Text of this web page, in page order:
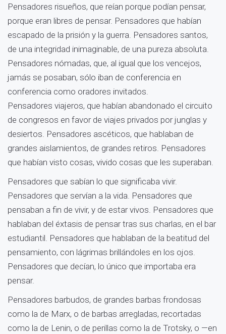
Pensadores risueños, que reían porque podían pensar,
porque eran libres de pensar. Pensadores que habían
escapado de la prisión y la guerra. Pensadores santos,
de una integridad inimaginable, de una pureza absoluta.
Pensadores nómadas, que, al igual que los vencejos,
jamás se posaban, sólo iban de conferencia en
conferencia como oradores invitados.
Pensadores viajeros, que habían abandonado el circuito
de congresos en favor de viajes privados por junglas y
desiertos. Pensadores ascéticos, que hablaban de
grandes aislamientos, de grandes retiros. Pensadores
que habían visto cosas, vivido cosas que les superaban.
Pensadores que sabían lo que significaba vivir.
Pensadores que servían a la vida. Pensadores que
pensaban a fin de vivir, y de estar vivos. Pensadores que
hablaban del éxtasis de pensar tras sus charlas, en el bar
estudiantil. Pensadores que hablaban de la beatitud del
pensamiento, con lágrimas brillándoles en los ojos.
Pensadores que decían, lo único que importaba era
pensar.
Pensadores barbudos, de grandes barbas frondosas
como la de Marx, o de barbas arregladas, recortadas
como la de Lenin, o de perillas como la de Trotsky, o —en